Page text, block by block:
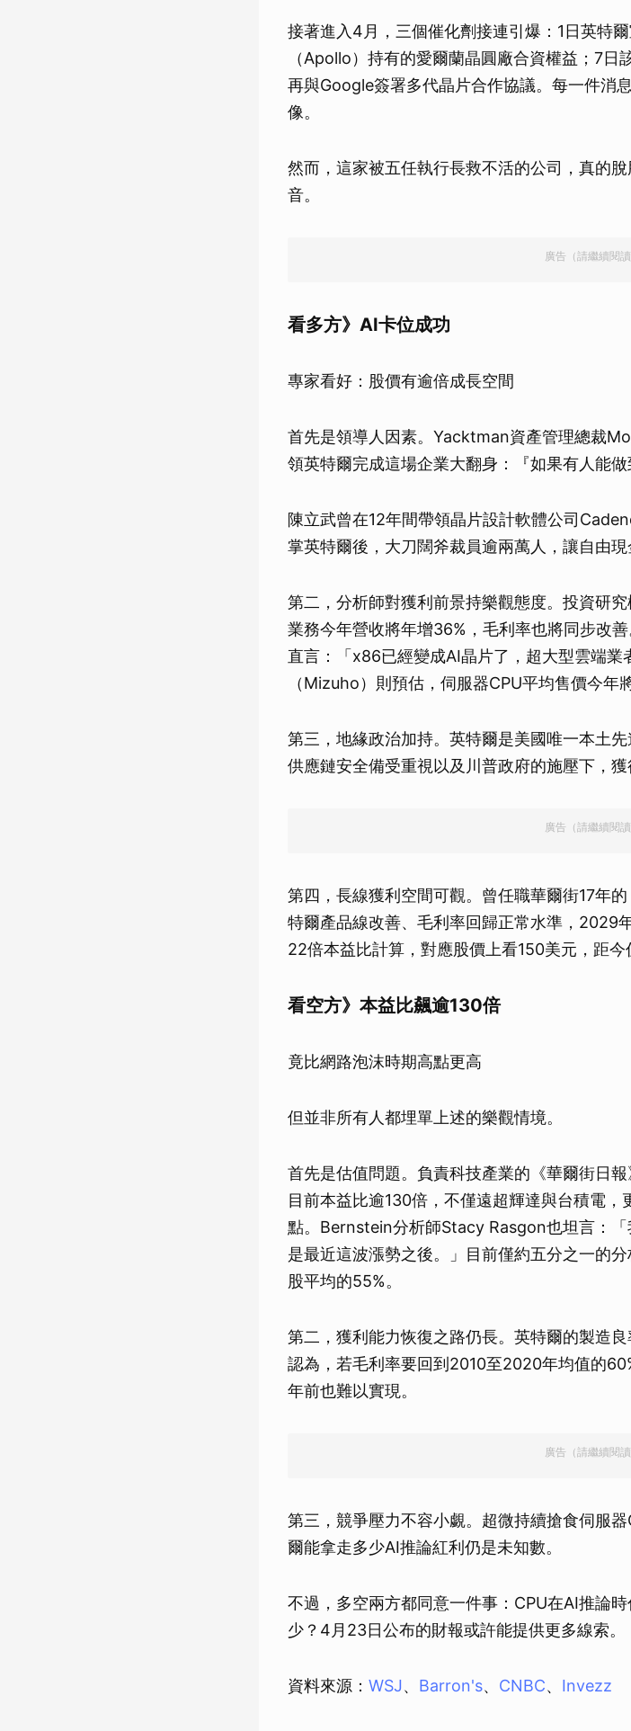
接著進入4月，三個催化劑接連引爆：1日英特
（Apollo）持有的愛爾蘭晶圓廠合資權益；7
再與Google簽署多代晶片合作協議。每一件消
像。
然而，這家被五任執行長救不活的公司，真的
音。
廣告（請繼續閱讀
看多方》AI卡位成功
專家看好：股價有逾倍成長空間
首先是領導人因素。Yacktman資產管理總裁
領英特爾完成這場企業大翻身：『如果有人能做
陳立武曾在12年間帶領晶片設計軟體公司
掌英特爾後，大刀闊斧裁員逾兩萬人，讓自由現
第二，分析師對獲利前景持樂觀態度。投資研
業務今年營收將年增36%，毛利率也將同步改
直言：「x86已經變成AI晶片了，超大型雲端業
（Mizuho）則預估，伺服器CPU平均售價今年
第三，地緣政治加持。英特爾是美國唯一本土
供應鏈安全備受重視以及川普政府的施壓下，
廣告（請繼續閱讀
第四，長線獲利空間可觀。曾任職華爾街17年
特爾產品線改善、毛利率回歸正常水準，2029
22倍本益比計算，對應股價上看150美元，距今
看空方》本益比飆逾130倍
竟比網路泡沫時期高點更高
但並非所有人都埋單上述的樂觀情境。
首先是估值問題。負責科技產業的《華爾街日
目前本益比逾130倍，不僅遠超輝達與台積電
點。Bernstein分析師Stacy Rasgon也坦言：
是最近這波漲勢之後。」目前僅約五分之一的
股平均的55%。
第二，獲利能力恢復之路仍長。英特爾的製造
認為，若毛利率要回到2010至2020年均值的
年前也難以實現。
廣告（請繼續閱讀
第三，競爭壓力不容小覷。超微持續搶食伺服
爾能拿走多少AI推論紅利仍是未知數。
不過，多空兩方都同意一件事：CPU在AI推論
少？4月23日公布的財報或許能提供更多線索。
資料來源： WSJ、 Barron's、 CNBC、 Invezz
取消